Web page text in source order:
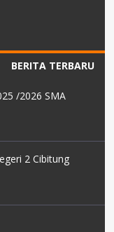
BERITA TERBARU
/2026 SMA
2 Cibitung